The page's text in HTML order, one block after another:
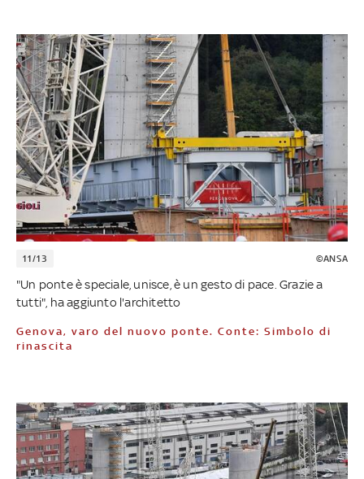
11/13 ©ANSA
"Un ponte è speciale, unisce, è un gesto di pace. Grazie a
tutti", ha aggiunto l'architetto
Genova, varo del nuovo ponte. Conte: Simbolo di
rinascita